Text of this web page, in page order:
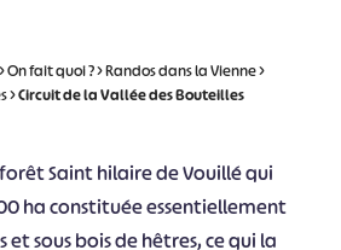
On fait quoi ?>Randos dans la Vienne>
>Circuit de la Vallée des Bouteilles
Saint hilaire de Vouillé qui
ha constituée essentiellement
et sous bois de hêtres, ce qui la